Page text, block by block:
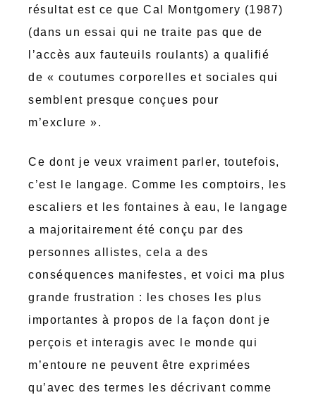
résultat est ce que Cal Montgomery (1987)
(dans un essai qui ne traite pas que de
l’accès aux fauteuils roulants) a qualifié
de « coutumes corporelles et sociales qui
semblent presque conçues pour
m’exclure ».
Ce dont je veux vraiment parler, toutefois,
c’est le langage. Comme les comptoirs, les
escaliers et les fontaines à eau, le langage
a majoritairement été conçu par des
personnes allistes, cela a des
conséquences manifestes, et voici ma plus
grande frustration : les choses les plus
importantes à propos de la façon dont je
perçois et interagis avec le monde qui
m’entoure ne peuvent être exprimées
qu’avec des termes les décrivant comme